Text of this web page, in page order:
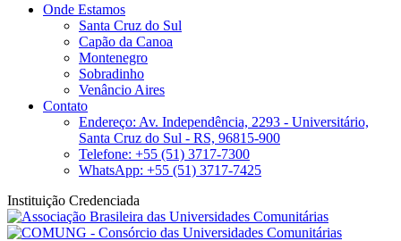
Onde Estamos
Santa Cruz do Sul
Capão da Canoa
Montenegro
Sobradinho
Venâncio Aires
Contato
Endereço: Av. Independência, 2293 - Universitário,
Santa Cruz do Sul - RS, 96815-900
Telefone: +55 (51) 3717-7300
WhatsApp: +55 (51) 3717-7425
Instituição Credenciada